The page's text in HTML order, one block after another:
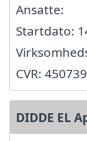
Ansatte:
Startdato:
CVR:
DIDDE EL